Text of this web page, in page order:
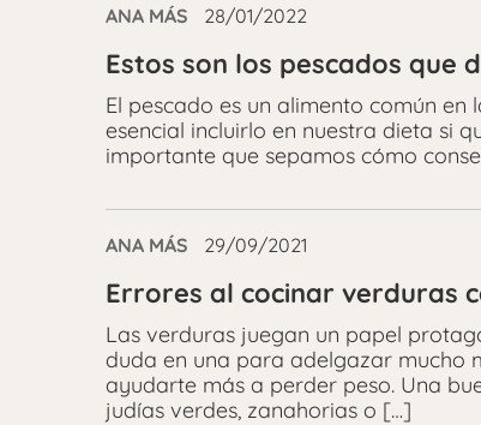
ANA MÁS 28/01/2022
Estos son los pescados que
El pescado es un alimento común
esencial incluirlo en nuestra dieta si
importante que sepamos cómo
ANA MÁS 29/09/2021
Errores al cocinar verduras
Las verduras juegan un papel
duda en una para adelgazar mucho
ayudarte más a perder peso. Una
judías verdes, zanahorias o […]